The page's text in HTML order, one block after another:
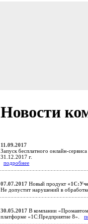
Новости
11.09.2017
Запуск бесплатного онлайн-
31.12.2017 г.
подробнее
07.07.2017 Новый продукт
Не допустит нарушений в
30.05.2017 В компании
платформе «1С:Предприятие 8».